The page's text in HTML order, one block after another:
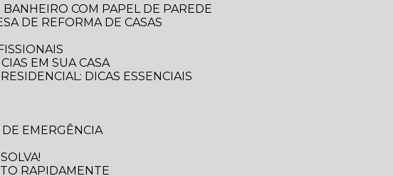
BANHEIRO COM PAPEL DE PAREDE
DE REFORMA DE CASAS
EM SUA CASA
DICAS ESSENCIAIS
EMERGÊNCIA
RAPIDAMENTE